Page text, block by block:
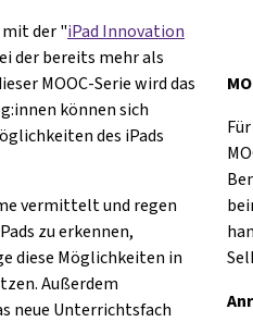
der "iPad Innovation
der bereits mehr als
MOOC-Serie wird das
können sich
des iPads
vermittelt und regen
zu erkennen,
diese Möglichkeiten in
Außerdem
neue Unterrichtsfach